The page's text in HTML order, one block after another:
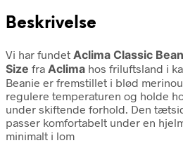
Beskrivelse
Vi har fundet Aclima Classic
Size fra Aclima hos friluftsland i
Beanie er fremstillet i blød
regulere temperaturen og holde
under skiftende forhold. Den
passer komfortabelt under en
minimalt i lom